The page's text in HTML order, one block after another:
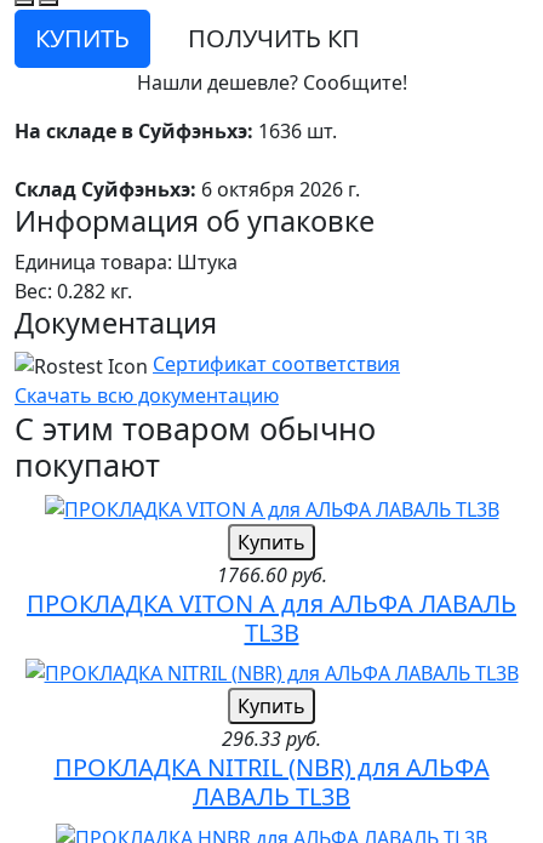
КУПИТЬ ПОЛУЧИТЬ КП
Нашли дешевле? Сообщите!
На складе в Суйфэньхэ: 1636 шт.
Склад Суйфэньхэ: 6 октября 2026 г.
Информация об упаковке
Единица товара: Штука
Вес: 0.282 кг.
Документация
Сертификат соответствия
Скачать всю документацию
С этим товаром обычно
покупают
Купить
1766.60 руб.
ПРОКЛАДКА VITON A для АЛЬФА ЛАВАЛЬ
TL3B
Купить
296.33 руб.
ПРОКЛАДКА NITRIL (NBR) для АЛЬФА
ЛАВАЛЬ TL3B